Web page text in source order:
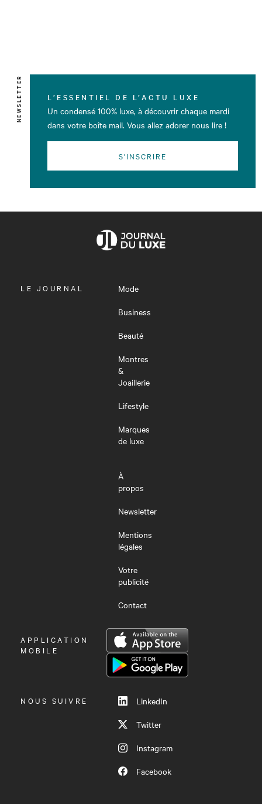
NEWSLETTER L’ESSENTIEL DE L’ACTU LUXE
Un condensé 100% luxe, à découvrir chaque mardi
dans votre boîte mail. Vous allez adorer nous lire !
S'INSCRIRE
OUVRIR
LE JOURNAL
Mode
Business
Beauté
Montres
&
Joaillerie
Lifestyle
Marques
de luxe
À
propos
Newsletter
Mentions
légales
Votre
publicité
Contact
OUVRIR
LE
APPLICATION
MOBILE
NOUS SUIVRE
LinkedIn
Twitter
Instagram
Facebook